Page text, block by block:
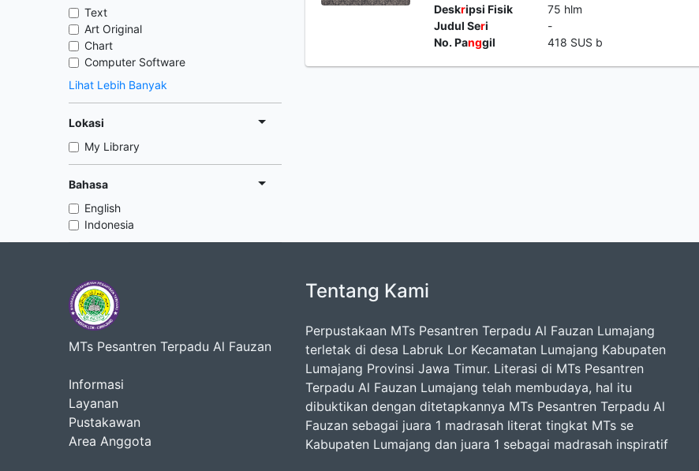
Text
Art Original
Chart
Computer Software
Lihat Lebih Banyak
Lokasi
My Library
Bahasa
English
Indonesia
Deskripsi Fisik
75 hlm
Judul Seri
-
No. Panggil 418 SUS b
MTs Pesantren Terpadu Al Fauzan
Informasi
Layanan
Pustakawan
Area Anggota
Tentang Kami
Perpustakaan MTs Pesantren Terpadu Al Fauzan Lumajang
terletak di desa Labruk Lor Kecamatan Lumajang Kabupaten
Lumajang Provinsi Jawa Timur. Literasi di MTs Pesantren
Terpadu Al Fauzan Lumajang telah membudaya, hal itu
dibuktikan dengan ditetapkannya MTs Pesantren Terpadu Al
Fauzan sebagai juara 1 madrasah literat tingkat MTs se
Kabupaten Lumajang dan juara 1 sebagai madrasah inspiratif